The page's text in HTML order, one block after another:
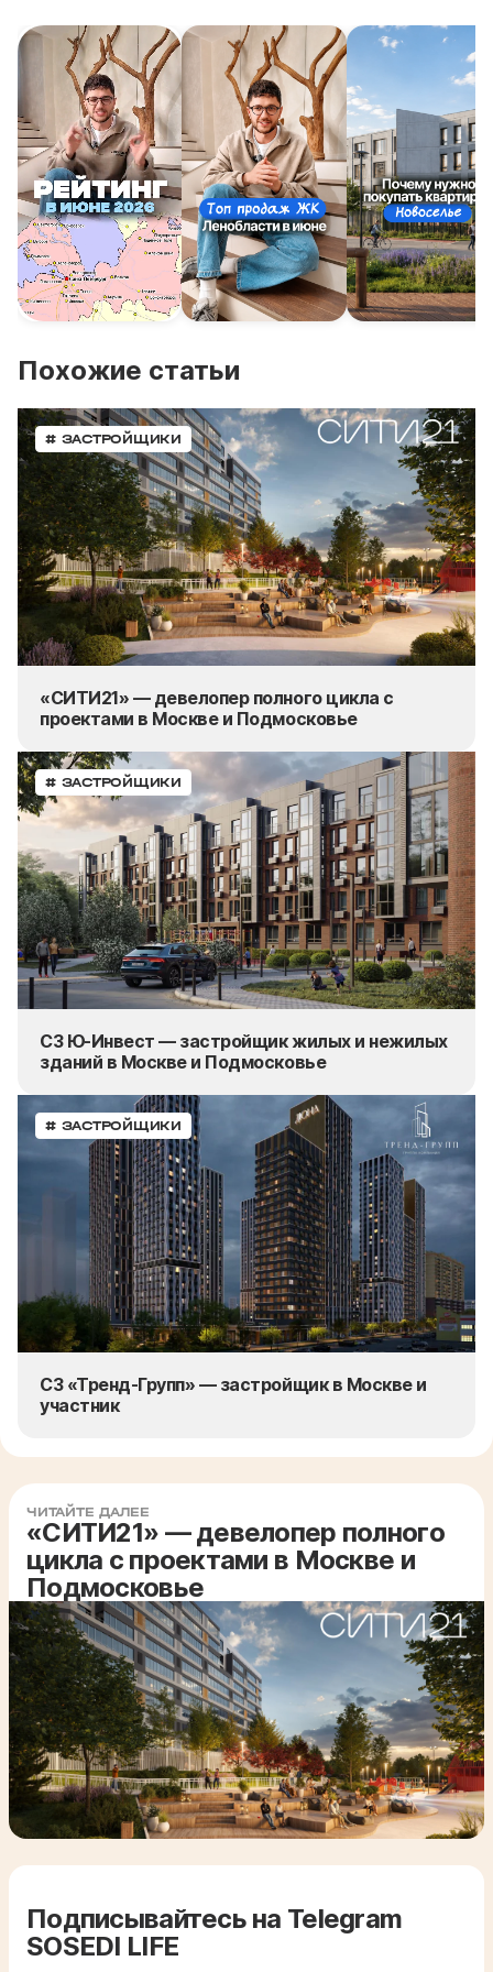
Похожие статьи
# ЗАСТРОЙЩИКИ
«СИТИ21» — девелопер полного цикла с
проектами в Москве и Подмосковье
# ЗАСТРОЙЩИКИ
СЗ Ю-Инвест — застройщик жилых и нежилых
зданий в Москве и Подмосковье
# ЗАСТРОЙЩИКИ
СЗ «Тренд-Групп» — застройщик в Москве и
участник
ЧИТАЙТЕ ДАЛЕЕ
«СИТИ21» — девелопер полного
цикла с проектами в Москве и
Подмосковье
Подписывайтесь на Telegram
SOSEDI LIFE